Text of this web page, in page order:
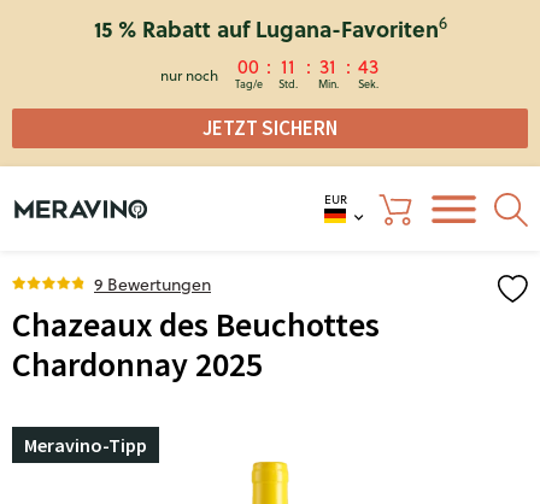
15 % Rabatt auf Lugana-Favoriten6
nur noch 00 11 31 43
JETZT SICHERN
EUR
9 Bewertungen
Chazeaux des Beuchottes
Chardonnay 2025
Meravino-Tipp